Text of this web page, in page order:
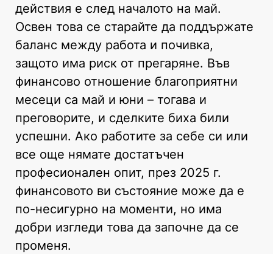
действия е след началото на май.
Освен това се старайте да поддържате
баланс между работа и почивка,
защото има риск от прегаряне. Във
финансово отношение благоприятни
месеци са май и юни – тогава и
преговорите, и сделките биха били
успешни. Ако работите за себе си или
все още нямате достатъчен
професионален опит, през 2025 г.
финансовото ви състояние може да е
по-несигурно на моменти, но има
добри изгледи това да започне да се
променя.